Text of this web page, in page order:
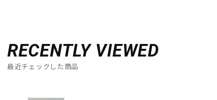
RECENTLY VIEWED
最近チェックした商品